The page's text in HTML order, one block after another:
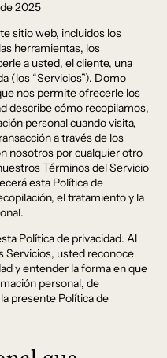
2025
sitio web, incluidos los
herramientas, los
a usted, el cliente, una
(los “Servicios”). Domo
nos permite ofrecerle los
describe cómo recopilamos,
personal cuando visita,
a través de los
nosotros por cualquier otro
Términos del Servicio
esta Política de
el tratamiento y la
Política de privacidad. Al
Servicios, usted reconoce
y entender la forma en que
personal, de
presente Política de